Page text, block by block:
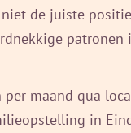
de juiste
maand qua
in